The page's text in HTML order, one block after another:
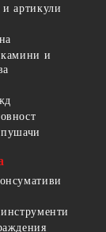
артикули
камини и